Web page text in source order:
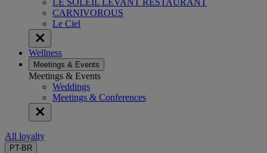
CARNIVOROUS
Le Ciel
Wellness
Meetings & Events
Meetings & Events
Weddings
Meetings & Conferences
All loyalty
PT-BR